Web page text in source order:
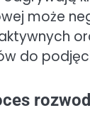
może
do